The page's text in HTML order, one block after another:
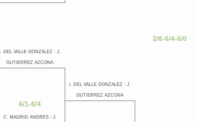
2/6-6/4-6/0
I. DEL VALLE GONZALEZ - J.
GUTIERREZ AZCONA
6/1-6/4
I. DEL VALLE GONZALEZ - J.
GUTIERREZ AZCONA
C. MADRID ANDRES - J.